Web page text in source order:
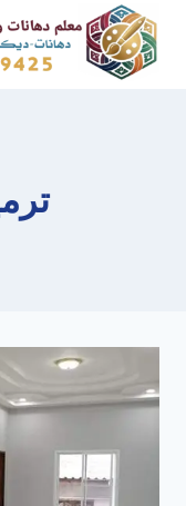
التجاوز
المحتوى